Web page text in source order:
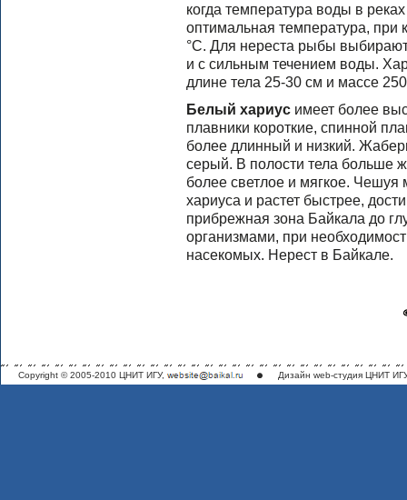
когда температура воды в
оптимальная температура, при
°С. Для нереста рыбы
и с сильным течением воды.
длине тела 25-30 см и массе
Белый хариус имеет более
плавники короткие, спинной
более длинный и низкий.
серый. В полости тела больше
более светлое и мягкое. Чешуя
хариуса и растет быстрее,
прибрежная зона Байкала до
организмами, при
насекомых. Нерест в Байкале.
Copyright © 2005-2010 ЦНИТ ИГУ, Дизайн web-студия ЦНИТ